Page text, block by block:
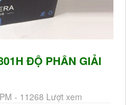
ĐỘ PHÂN GIẢI
- 11268 Lượt xem